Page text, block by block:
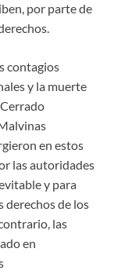
por parte de
contagios
y la muerte
en estos
las autoridades
y para
derechos de los
las
en